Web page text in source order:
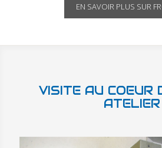
EN SAVOIR PLUS SUR
VISITE AU COEUR
ATELIER